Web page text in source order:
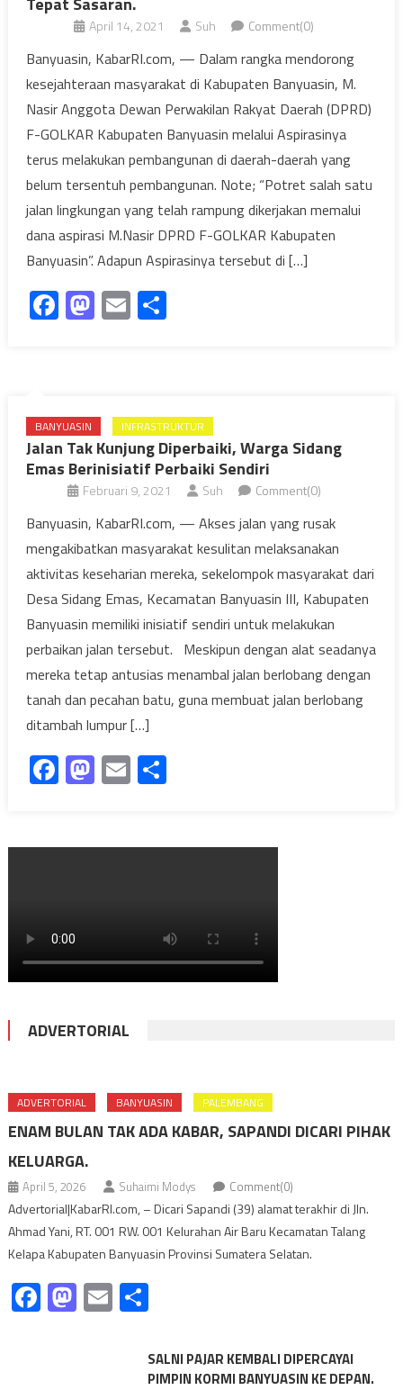
April 14, 2021 Suh Comment(0)
Banyuasin, KabarRI.com, — Dalam rangka mendorong
kesejahteraan masyarakat di Kabupaten Banyuasin, M.
Nasir Anggota Dewan Perwakilan Rakyat Daerah (DPRD)
F-GOLKAR Kabupaten Banyuasin melalui Aspirasinya
terus melakukan pembangunan di daerah-daerah yang
belum tersentuh pembangunan. Note; “Potret salah satu
jalan lingkungan yang telah rampung dikerjakan memalui
dana aspirasi M.Nasir DPRD F-GOLKAR Kabupaten
Banyuasin”. Adapun Aspirasinya tersebut di […]
Facebook
Mastodon
EmailShare
BANYUASIN INFRASTRUKTUR
Jalan Tak Kunjung Diperbaiki, Warga Sidang
Emas Berinisiatif Perbaiki Sendiri
Februari 9, 2021 Suh Comment(0)
Banyuasin, KabarRI.com, — Akses jalan yang rusak
mengakibatkan masyarakat kesulitan melaksanakan
aktivitas keseharian mereka, sekelompok masyarakat dari
Desa Sidang Emas, Kecamatan Banyuasin III, Kabupaten
Banyuasin memiliki inisiatif sendiri untuk melakukan
perbaikan jalan tersebut. Meskipun dengan alat seadanya
mereka tetap antusias menambal jalan berlobang dengan
tanah dan pecahan batu, guna membuat jalan berlobang
ditambah lumpur […]
Facebook
Mastodon
EmailShare
ADVERTORIAL
ADVERTORIAL BANYUASIN PALEMBANG
ENAM BULAN TAK ADA KABAR, SAPANDI DICARI PIHAK
KELUARGA.
April 5, 2026 Suhaimi Modys Comment(0)
Advertorial|KabarRI.com, – Dicari Sapandi (39) alamat terakhir di Jln.
Ahmad Yani, RT. 001 RW. 001 Kelurahan Air Baru Kecamatan Talang
Kelapa Kabupaten Banyuasin Provinsi Sumatera Selatan.
Facebook
Mastodon
EmailShare
SALNI PAJAR KEMBALI DIPERCAYAI
PIMPIN KORMI BANYUASIN KE DEPAN.